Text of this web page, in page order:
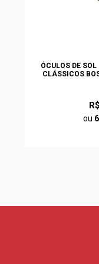
ÓCULOS DE
CLÁSSICOS
ou